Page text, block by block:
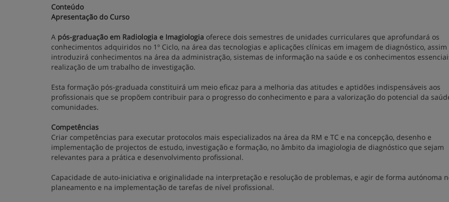
Conteúdo
Apresentação do Curso
A pós-graduação em Radiologia e Imagiologia oferece dois semestres de unidades curriculares que aprofundará os
conhecimentos adquiridos no 1º Ciclo, na área das tecnologias e aplicações clínicas em imagem de diagnóstico, assim
introduzirá conhecimentos na área da administração, sistemas de informação na saúde e os conhecimentos
realização de um trabalho de investigação.
Esta formação pós-graduada constituirá um meio eficaz para a melhoria das atitudes e aptidões indispensáveis aos
profissionais que se propõem contribuir para o progresso do conhecimento e para a valorização do potencial da
comunidades.
Competências
Criar competências para executar protocolos mais especializados na área da RM e TC e na concepção, desenho e
implementação de projectos de estudo, investigação e formação, no âmbito da imagiologia de diagnóstico que sejam
relevantes para a prática e desenvolvimento profissional.
Capacidade de auto-iniciativa e originalidade na interpretação e resolução de problemas, e agir de forma autónoma
planeamento e na implementação de tarefas de nível profissional.